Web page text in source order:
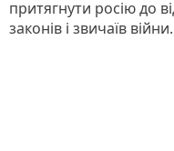
притягнути росію до
законів і звичаїв війни.